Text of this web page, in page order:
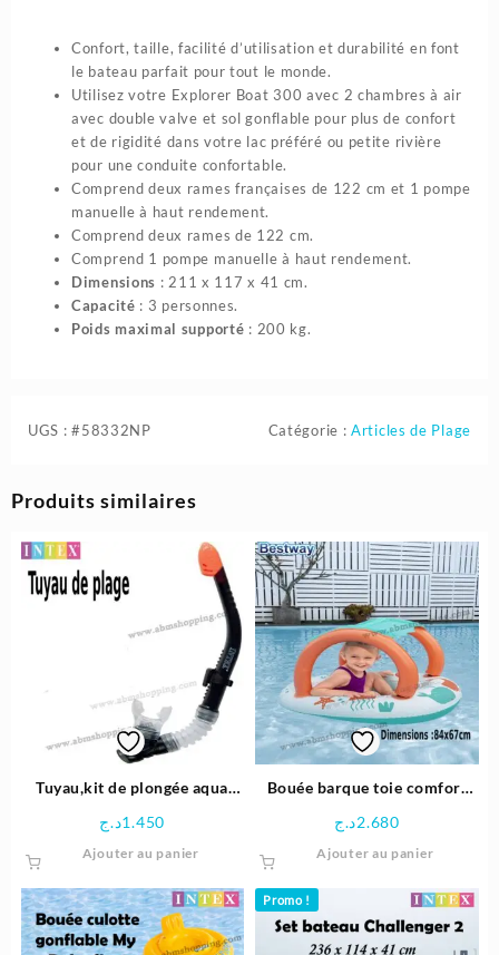
Confort, taille, facilité d’utilisation et durabilité en font
le bateau parfait pour tout le monde.
Utilisez votre Explorer Boat 300 avec 2 chambres à air
avec double valve et sol gonflable pour plus de confort
et de rigidité dans votre lac préféré ou petite rivière
pour une conduite confortable.
Comprend deux rames françaises de 122 cm et 1 pompe
manuelle à haut rendement.
Comprend deux rames de 122 cm.
Comprend 1 pompe manuelle à haut rendement.
Dimensions : 211 x 117 x 41 cm.
Capacité : 3 personnes.
Poids maximal supporté : 200 kg.
UGS :#58332NP Catégorie :Articles de Plage
Produits similaires
Tuyau,kit de plongée aqua
1.450د.ج
Ajouter au panier
Bouée barque toie comfort
2.680د.ج
Ajouter au panier
Promo !